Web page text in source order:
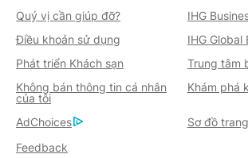
Quý vị cần giúp đỡ?
IHG
Điều khoản sử dụng
IHG Global
Phát triển Khách sạn
Trung tâm
Không bán thông tin cá nhân
của tôi
Khám phá
AdChoices
Sơ đồ
Feedback